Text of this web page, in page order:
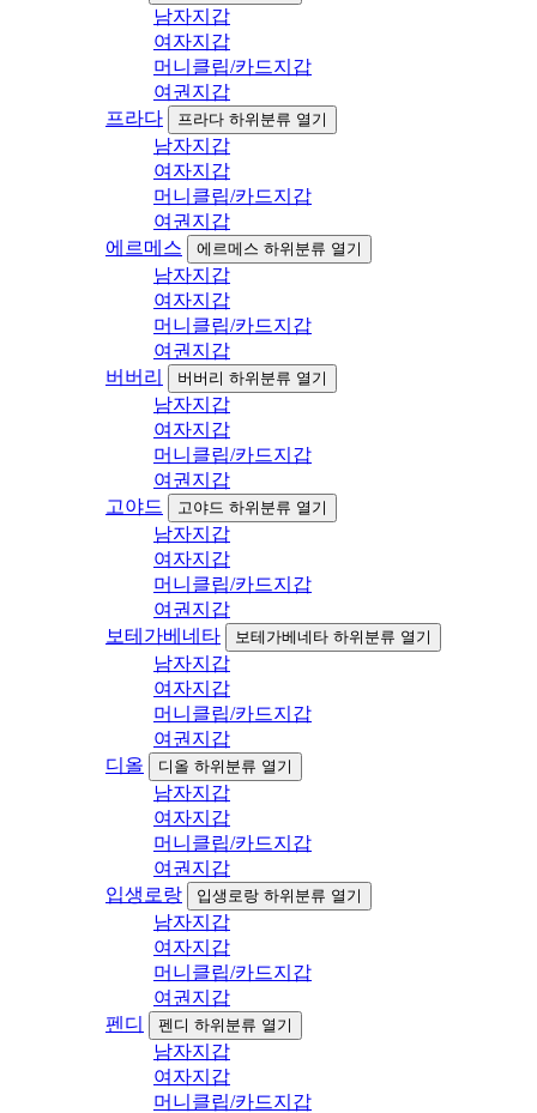
남자지갑
여자지갑
머니클립/카드지갑
여권지갑
프라다
프라다 하위분류 열기
남자지갑
여자지갑
머니클립/카드지갑
여권지갑
에르메스
에르메스 하위분류 열기
남자지갑
여자지갑
머니클립/카드지갑
여권지갑
버버리
버버리 하위분류 열기
남자지갑
여자지갑
머니클립/카드지갑
여권지갑
고야드
고야드 하위분류 열기
남자지갑
여자지갑
머니클립/카드지갑
여권지갑
보테가베네타
보테가베네타 하위분류 열기
남자지갑
여자지갑
머니클립/카드지갑
여권지갑
디올
디올 하위분류 열기
남자지갑
여자지갑
머니클립/카드지갑
여권지갑
입생로랑
입생로랑 하위분류 열기
남자지갑
여자지갑
머니클립/카드지갑
여권지갑
펜디
펜디 하위분류 열기
남자지갑
여자지갑
머니클립/카드지갑